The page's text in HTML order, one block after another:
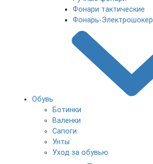
Фонари тактические
Фонарь-Электрошокер
Обувь
Ботинки
Валенки
Сапоги
Унты
Уход за обувью